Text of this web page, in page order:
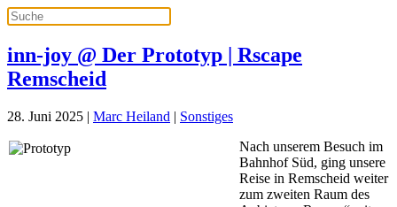
inn-joy @ Der Prototyp | Rscape
Remscheid
28. Juni 2025 | Marc Heiland | Sonstiges
Nach unserem Besuch im
Bahnhof Süd, ging unsere
Reise in Remscheid weiter
zum zweiten Raum des